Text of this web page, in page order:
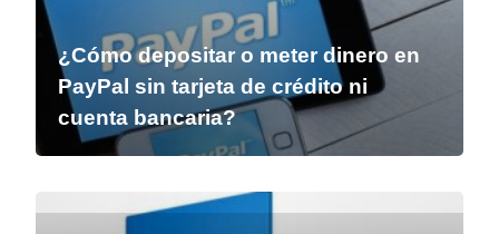
¿Cómo depositar o meter dinero en
PayPal sin tarjeta de crédito ni
cuenta bancaria?